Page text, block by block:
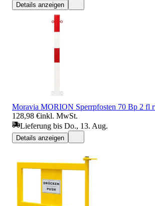
Details anzeigen
Moravia MORION Sperrpfosten 70 Bp 2 fl
128,98 €inkl. MwSt.
Lieferung bis Do., 13. Aug.
Details anzeigen